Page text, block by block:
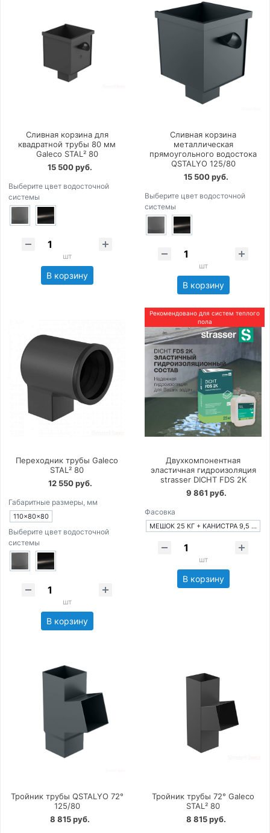
Сливная корзина для
квадратной трубы 80 мм
Galeco STAL² 80
15 500 руб.
Выберите цвет водосточной
системы
шт
В корзину
Сливная корзина
металлическая
прямоугольного водостока
QSTALYO 125/80
15 500 руб.
Выберите цвет водосточной
системы
шт
В корзину
Переходник трубы Galeco
STAL² 80
12 550 руб.
Габаритные размеры, мм
110×80×80
Выберите цвет водосточной
системы
шт
В корзину
Рекомендовано для систем теплого
пола
Двухкомпонентная
эластичная гидроизоляция
strasser DICHT FDS 2K
9 861 руб.
Фасовка
МЕШОК 25 КГ + КАНИСТРА 9,5 КГ
шт
В корзину
Тройник трубы QSTALYO 72°
125/80
8 815 руб.
Тройник трубы 72° Galeco
STAL² 80
8 815 руб.